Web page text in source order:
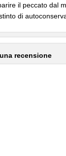
il peccato dal
di
recensione